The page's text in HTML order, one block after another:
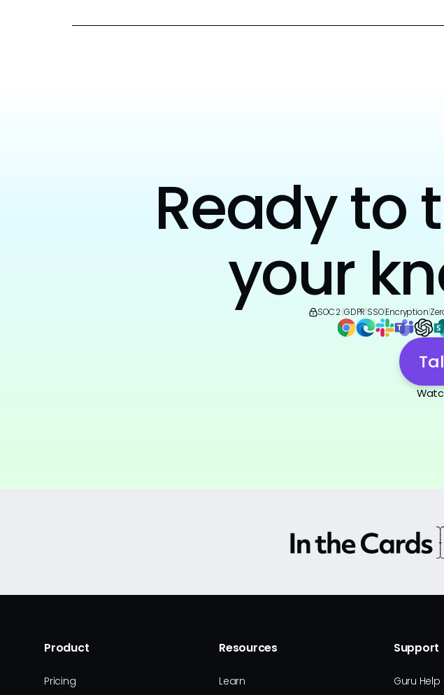
Ready to
your
SOC 2 GDPR SSO|Encryption
Product
Pricing
Resources
Learn
Support
Guru